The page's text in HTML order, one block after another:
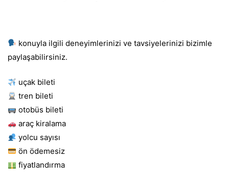
konuyla ilgili deneyimlerinizi ve tavsiyelerinizi bizimle
paylaşabilirsiniz.
uçak bileti
tren bileti
otobüs bileti
araç kiralama
yolcu sayısı
ön ödemesiz
fiyatlandırma